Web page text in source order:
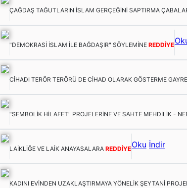
ÇAĞDAŞ TAĞUTLARIN İSLAM GERÇEĞİNİ SAPTIRMA
"DEMOKRASİ İSLAM İLE BAĞDAŞIR" SÖYLEMİNE REDDİYE
CİHADI TERÖR TERÖRÜ DE CİHAD OLARAK GÖSTERME
"SEMBOLİK HİLAFET" PROJELERİNE VE SAHTE MEHDİLİK -
LAİKLİĞE VE LAİK ANAYASALARA REDDİYEOku İndir
KADINI EVİNDEN UZAKLAŞTIRMAYA YÖNELİK ŞEYTANİ